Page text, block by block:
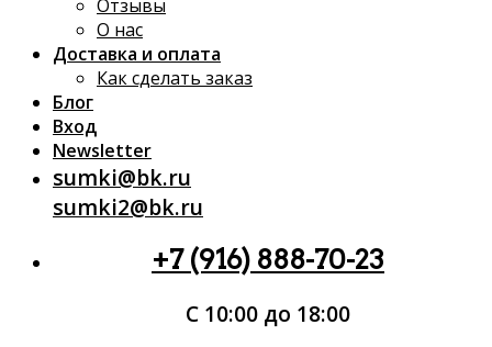
Отзывы
О нас
Доставка и оплата
Как сделать заказ
Блог
Вход
Newsletter
sumki@bk.ru
sumki2@bk.ru
+7 (916) 888-70-23
С 10:00 до 18:00